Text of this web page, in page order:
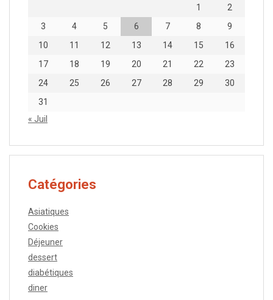
1
2
3
4 5 6 7 8
9
10
11 12 13 14 15
16
17
18 19 20 21 22
23
24
25 26 27 28 29
30
31
« Juil
Catégories
Asiatiques
Cookies
Déjeuner
dessert
diabétiques
diner